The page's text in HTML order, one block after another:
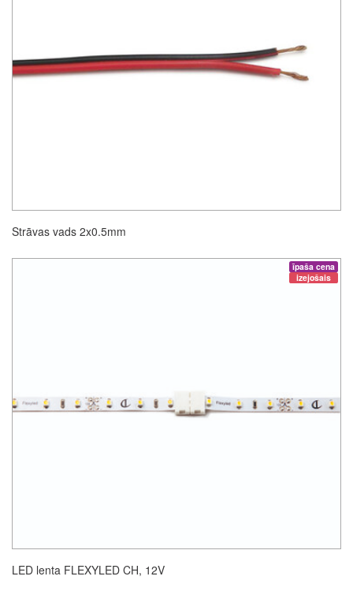
Strāvas vads 2x0.5mm
īpaša cena
izejošais
LED lenta FLEXYLED CH, 12V